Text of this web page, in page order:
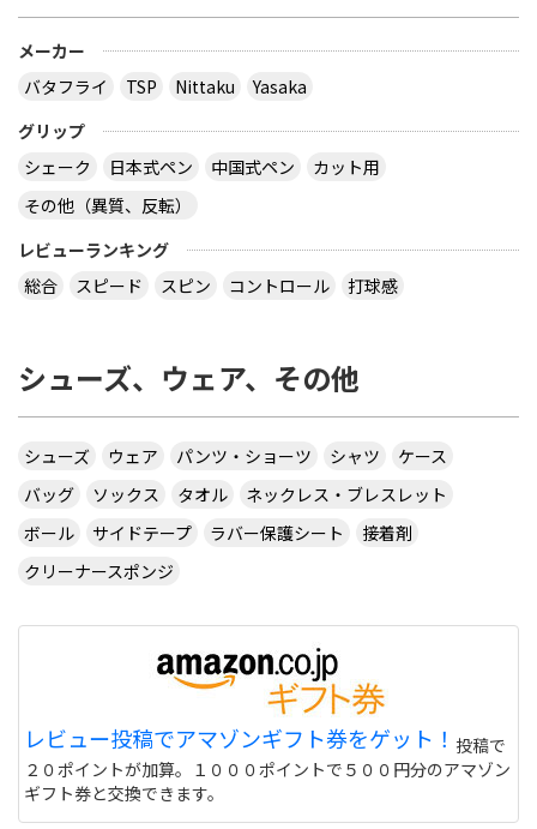
メーカー
バタフライ
TSP Nittaku
Yasaka
グリップ
シェーク
日本式ペン 中国式ペン
カット用
その他（異質、反転）
レビューランキング
総合
スピード スピン コントロール 打球感
シューズ、ウェア、その他
シューズ ウェア パンツ・ショーツ シャツ
ケース
バッグ
ソックス タオル
ネックレス・ブレスレット
ボール
サイドテープ ラバー保護シート
接着剤
クリーナースポンジ
レビュー投稿でアマゾンギフト券をゲット！ 投稿で
２０ポイントが加算。１０００ポイントで５００円分のアマゾン
ギフト券と交換できます。